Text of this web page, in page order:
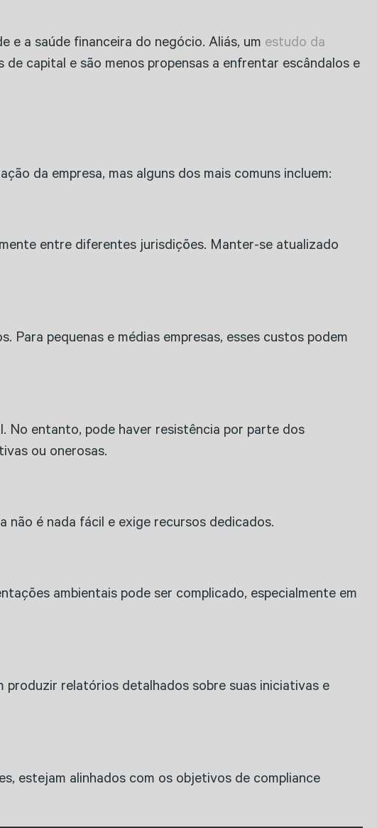
e a saúde financeira do negócio. Aliás, um estudo da
capital e são menos propensas a enfrentar escândalos e
da empresa, mas alguns dos mais comuns incluem:
entre diferentes jurisdições. Manter-se atualizado
pequenas e médias empresas, esses custos podem
No entanto, pode haver resistência por parte dos
ou onerosas.
é nada fácil e exige recursos dedicados.
ambientais pode ser complicado, especialmente em
produzir relatórios detalhados sobre suas iniciativas e
estejam alinhados com os objetivos de compliance